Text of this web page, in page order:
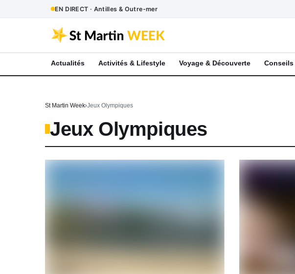
EN DIRECT · Antilles & Outre-mer
Actualités Activités & Lifestyle Voyage & Découverte Conseils
St Martin Week Jeux Olympiques
Jeux Olympiques